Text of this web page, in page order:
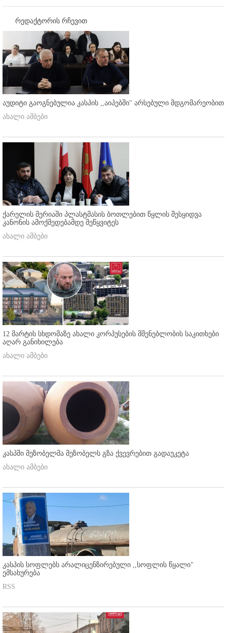
რედაქტორის რჩევით
აუდიტი გაოგნებულია კასპის ,,აიპებში'' არსებული მდგომარეობით
ახალი ამბები
ქარელის მერიაში პლასტმასის ბოთლებით წყლის შესყიდვა
კანონის ამოქმედებამდე შეწყვიტეს
ახალი ამბები
12 მარტის სხდომაზე ახალი კორპუსების მშენებლობის საკითხები
აღარ განიხილება
ახალი ამბები
კასპში მეზობელმა მეზობელს გზა ქვევრებით გადაუკეტა
ახალი ამბები
კასპის სოფლებს არალიცენზირებული ,,სოფლის წყალი"
ემსახურება
RSS